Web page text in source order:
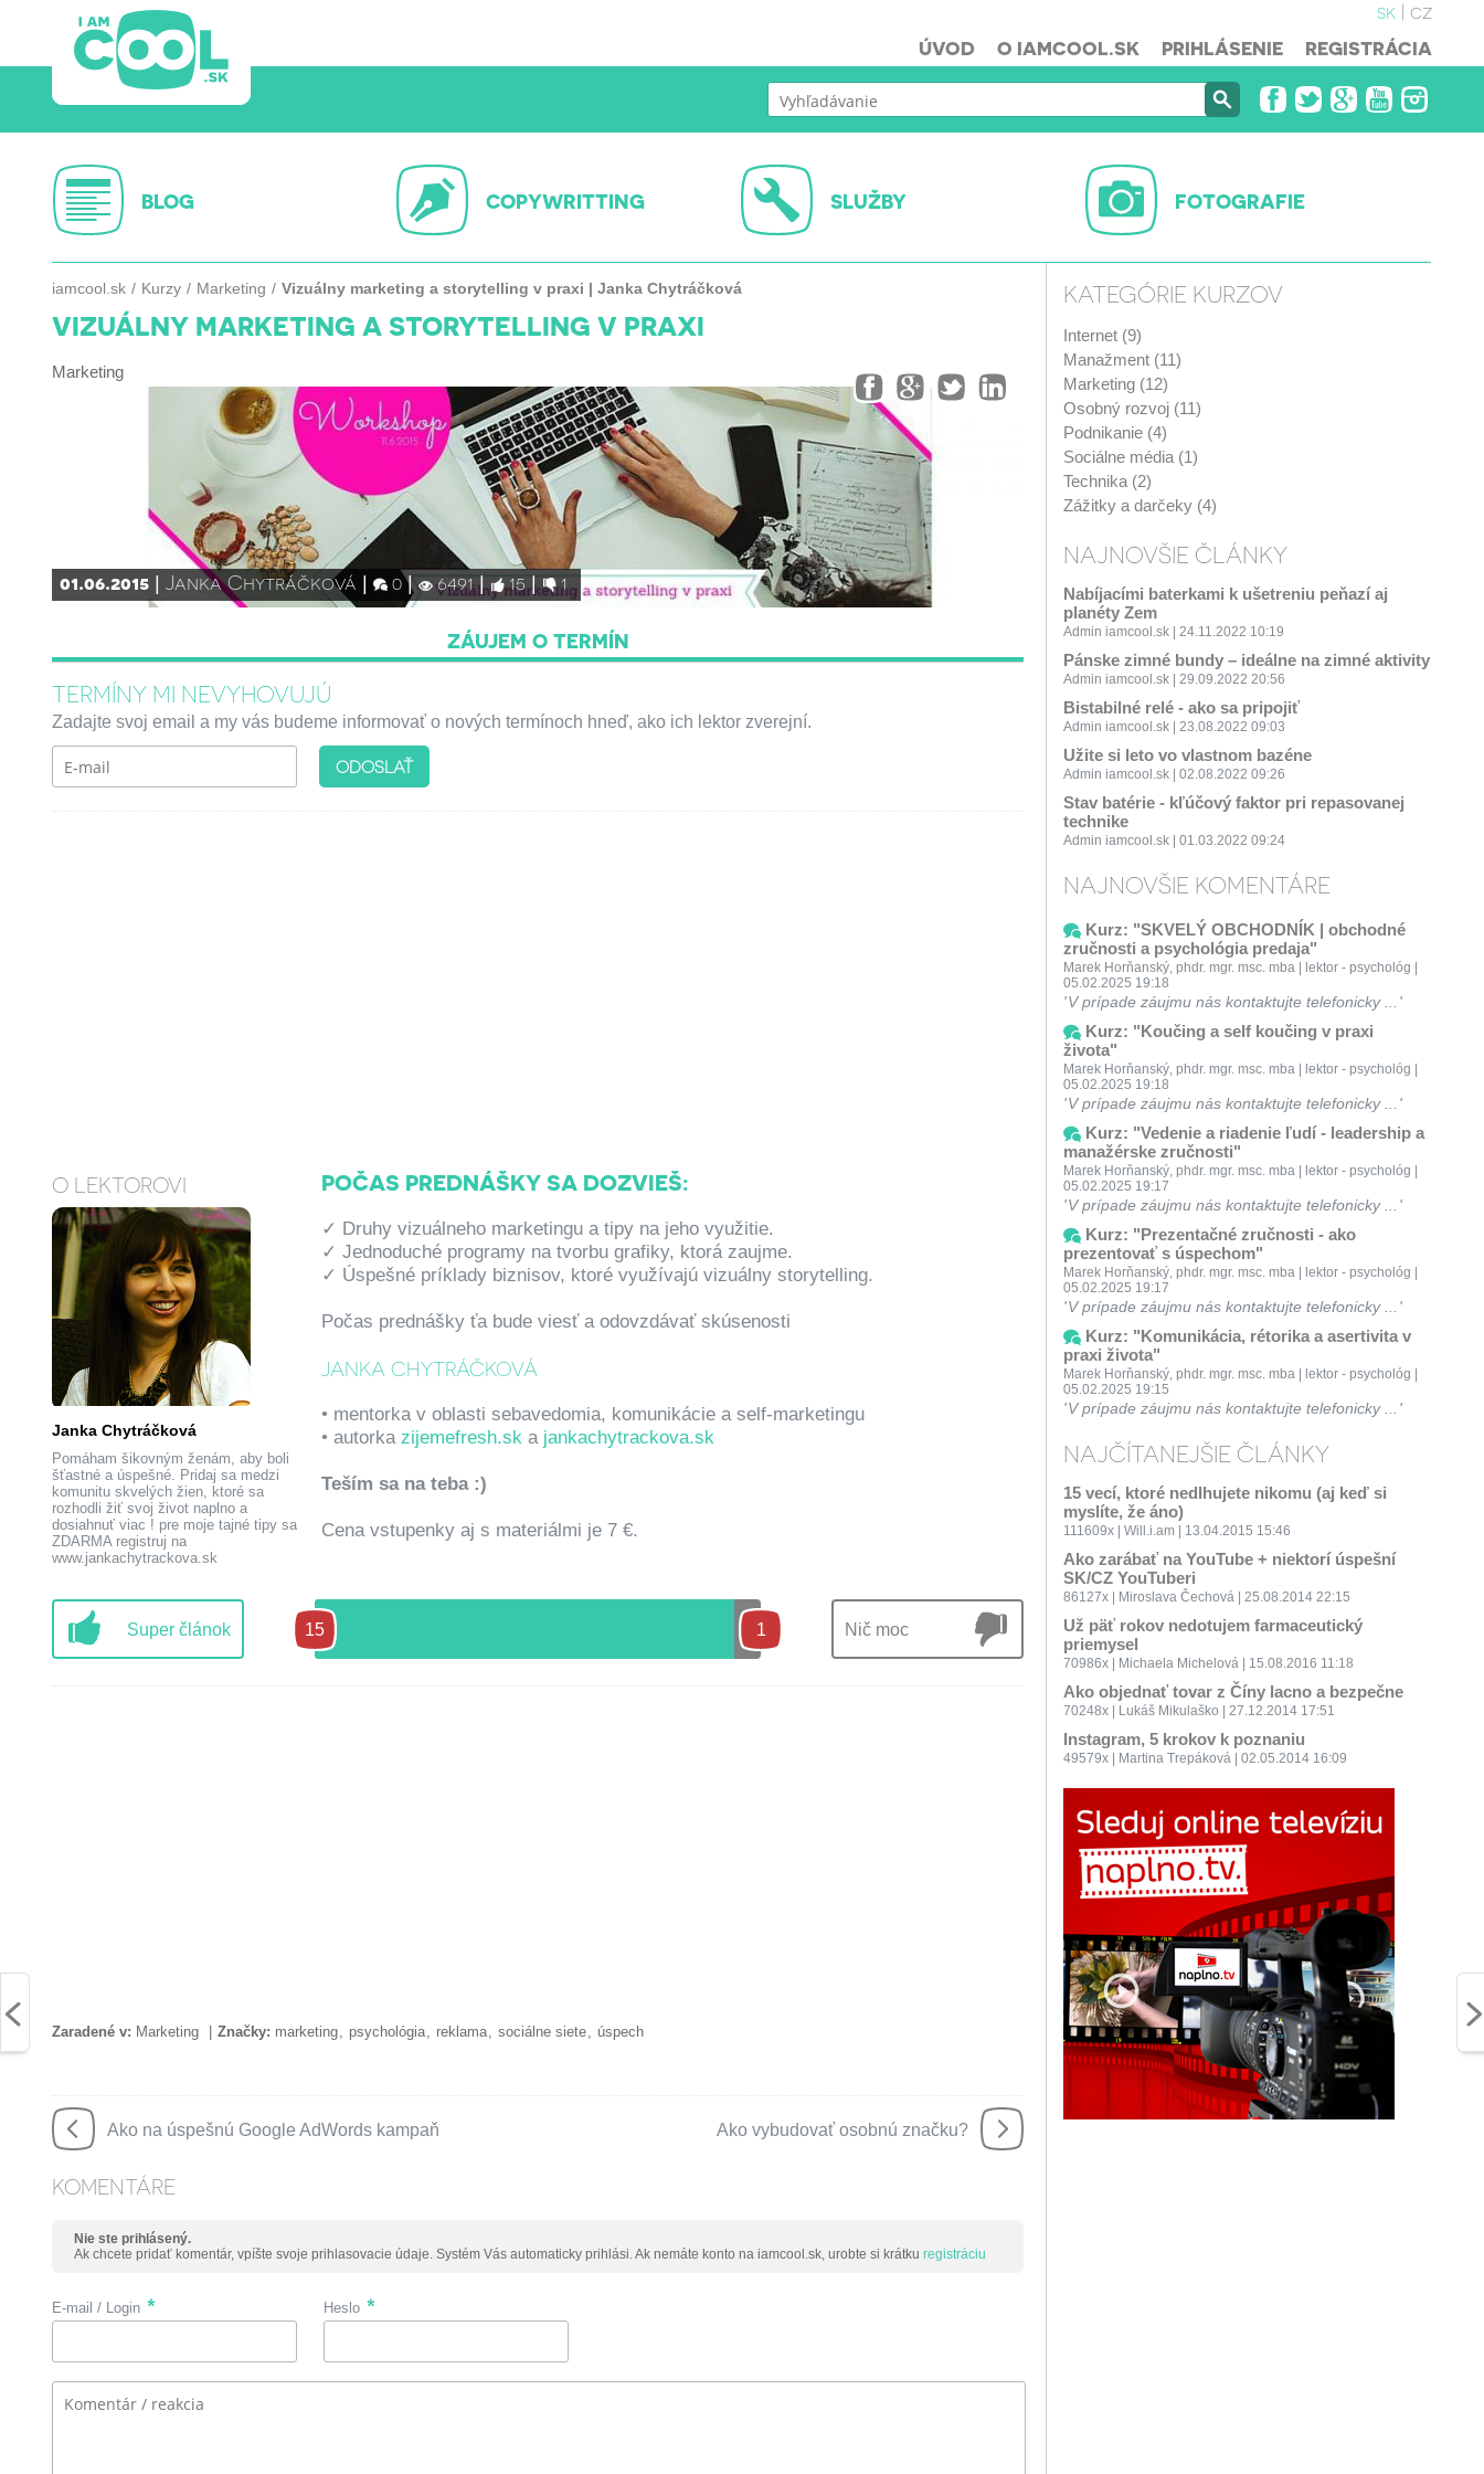
sk
cz
ÚVOD
O IAMCOOL.SK PRIHLÁSENIE REGISTRÁCIA
BLOG COPYWRITTING SLUŽBY FOTOGRAFIE
iamcool.sk Kurzy Marketing Vizuálny marketing a storytelling v praxi | Janka Chytráčková
VIZUÁLNY MARKETING A STORYTELLING V PRAXI
Marketing
01.06.2015 Janka Chytráčková 0 6491 15 1
ZÁUJEM O TERMÍN
TERMÍNY MI NEVYHOVUJÚ
Zadajte svoj email a my vás budeme informovať o nových termínoch hneď, ako ich lektor zverejní.
ODOSLAŤ
O LEKTOROVI
Janka Chytráčková
Pomáham šikovným ženám, aby boli
šťastné a úspešné. Pridaj sa medzi
komunitu skvelých žien, ktoré sa
rozhodli žiť svoj život naplno a
dosiahnuť viac ! pre moje tajné tipy sa
ZDARMA registruj na
www.jankachytrackova.sk
POČAS PREDNÁŠKY SA DOZVIEŠ:
✓ Druhy vizuálneho marketingu a tipy na jeho využitie.
✓ Jednoduché programy na tvorbu grafiky, ktorá zaujme.
✓ Úspešné príklady biznisov, ktoré využívajú vizuálny storytelling.
Počas prednášky ťa bude viesť a odovzdávať skúsenosti
JANKA CHYTRÁČKOVÁ
• mentorka v oblasti sebavedomia, komunikácie a self-marketingu
• autorkazijemefresh.sk a jankachytrackova.sk
Teším sa na teba :)
Cena vstupenky aj s materiálmi je 7 €.
Super článok 15 1 Nič moc
Zaradené v: Marketing Značky: marketing psychológia reklama sociálne siete úspech
Ako na úspešnú Google AdWords kampaň Ako vybudovať osobnú značku?
KOMENTÁRE
Nie ste prihlásený.
Ak chcete pridať komentár, vpíšte svoje prihlasovacie údaje. Systém Vás automaticky prihlási. Ak nemáte konto na iamcool.sk, urobte si krátkuregistráciu
E-mail / Login Heslo
KATEGÓRIE KURZOV
Internet (9)
Manažment (11)
Marketing (12)
Osobný rozvoj (11)
Podnikanie (4)
Sociálne média (1)
Technika (2)
Zážitky a darčeky (4)
NAJNOVŠIE ČLÁNKY
Nabíjacími baterkami k ušetreniu peňazí aj
planéty Zem
Admin iamcool.sk | 24.11.2022 10:19
Pánske zimné bundy – ideálne na zimné aktivity
Admin iamcool.sk | 29.09.2022 20:56
Bistabilné relé - ako sa pripojiť
Admin iamcool.sk | 23.08.2022 09:03
Užite si leto vo vlastnom bazéne
Admin iamcool.sk | 02.08.2022 09:26
Stav batérie - kľúčový faktor pri repasovanej
technike
Admin iamcool.sk | 01.03.2022 09:24
NAJNOVŠIE KOMENTÁRE
Kurz: "SKVELÝ OBCHODNÍK | obchodné
zručnosti a psychológia predaja"
Marek Horňanský, phdr. mgr. msc. mba | lektor - psychológ |
05.02.2025 19:18
V prípade záujmu nás kontaktujte telefonicky ...
Kurz: "Koučing a self koučing v praxi
života"
Marek Horňanský, phdr. mgr. msc. mba | lektor - psychológ |
05.02.2025 19:18
V prípade záujmu nás kontaktujte telefonicky ...
Kurz: "Vedenie a riadenie ľudí - leadership a
manažérske zručnosti"
Marek Horňanský, phdr. mgr. msc. mba | lektor - psychológ |
05.02.2025 19:17
V prípade záujmu nás kontaktujte telefonicky ...
Kurz: "Prezentačné zručnosti - ako
prezentovať s úspechom"
Marek Horňanský, phdr. mgr. msc. mba | lektor - psychológ |
05.02.2025 19:17
V prípade záujmu nás kontaktujte telefonicky ...
Kurz: "Komunikácia, rétorika a asertivita v
praxi života"
Marek Horňanský, phdr. mgr. msc. mba | lektor - psychológ |
05.02.2025 19:15
V prípade záujmu nás kontaktujte telefonicky ...
NAJČÍTANEJŠIE ČLÁNKY
15 vecí, ktoré nedlhujete nikomu (aj keď si
myslíte, že áno)
111609x | Will.i.am | 13.04.2015 15:46
Ako zarábať na YouTube + niektorí úspešní
SK/CZ YouTuberi
86127x | Miroslava Čechová | 25.08.2014 22:15
Už päť rokov nedotujem farmaceutický
priemysel
70986x | Michaela Michelová | 15.08.2016 11:18
Ako objednať tovar z Číny lacno a bezpečne
70248x | Lukáš Mikulaško | 27.12.2014 17:51
Instagram, 5 krokov k poznaniu
49579x | Martina Trepáková | 02.05.2014 16:09